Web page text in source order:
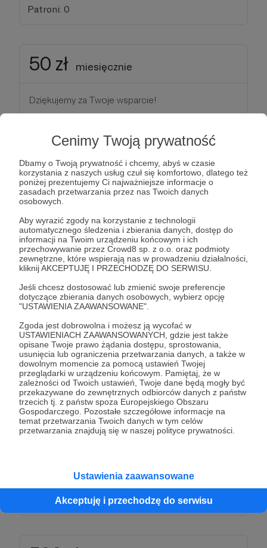
Cenimy Twoją prywatność
Dbamy o Twoją prywatność i chcemy, abyś w czasie
korzystania z naszych usług czuł się komfortowo, dlatego też
poniżej prezentujemy Ci najważniejsze informacje o
zasadach przetwarzania przez nas Twoich danych
osobowych.
Aby wyrazić zgody na korzystanie z technologii
automatycznego śledzenia i zbierania danych, dostęp do
informacji na Twoim urządzeniu końcowym i ich
przechowywanie przez Crowd8 sp. z o.o. oraz podmioty
zewnętrzne, które wspierają nas w prowadzeniu działalności,
kliknij AKCEPTUJĘ I PRZECHODZĘ DO SERWISU.
Jeśli chcesz dostosować lub zmienić swoje preferencje
dotyczące zbierania danych osobowych, wybierz opcję
"USTAWIENIA ZAAWANSOWANE".
Zgoda jest dobrowolna i możesz ją wycofać w
USTAWIENIACH ZAAWANSOWANYCH, gdzie jest także
opisane Twoje prawo żądania dostępu, sprostowania,
usunięcia lub ograniczenia przetwarzania danych, a także w
dowolnym momencie za pomocą ustawień Twojej
przeglądarki w urządzeniu końcowym. Pamiętaj, że w
zależności od Twoich ustawień, Twoje dane będą mogły być
przekazywane do zewnętrznych odbiorców danych z państw
trzecich tj. z państw spoza Europejskiego Obszaru
Gospodarczego. Pozostałe szczegółowe informacje na
temat przetwarzania Twoich danych w tym celów
przetwarzania znajdują się w naszej polityce prywatności.
Ustawienia zaawansowane
Akceptuję i przechodzę do serwisu
Patroni: 0
50 zł miesięcznie
Dziękujemy za Twoje wsparcie!
100 zł miesięcznie
Dziękujemy za Twoje wsparcie!
Patroni: 0
200 zł miesięcznie
Dziękujemy za Twoje wsparcie!
Patroni: 0
300 zł miesięcznie
Patroni: 0